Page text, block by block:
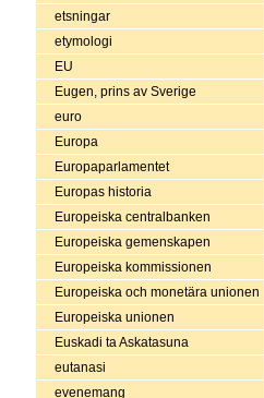
etsningar
etymologi
EU
Eugen, prins av Sverige
euro
Europa
Europaparlamentet
Europas historia
Europeiska centralbanken
Europeiska gemenskapen
Europeiska kommissionen
Europeiska och monetära unionen
Europeiska unionen
Euskadi ta Askatasuna
eutanasi
evenemang